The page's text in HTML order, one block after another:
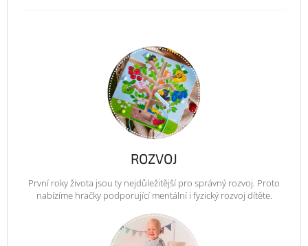
ROZVOJ
První roky života jsou ty nejdůležitější pro správný rozvoj. Proto
nabízíme hračky podporující mentální i fyzický rozvoj dítěte.